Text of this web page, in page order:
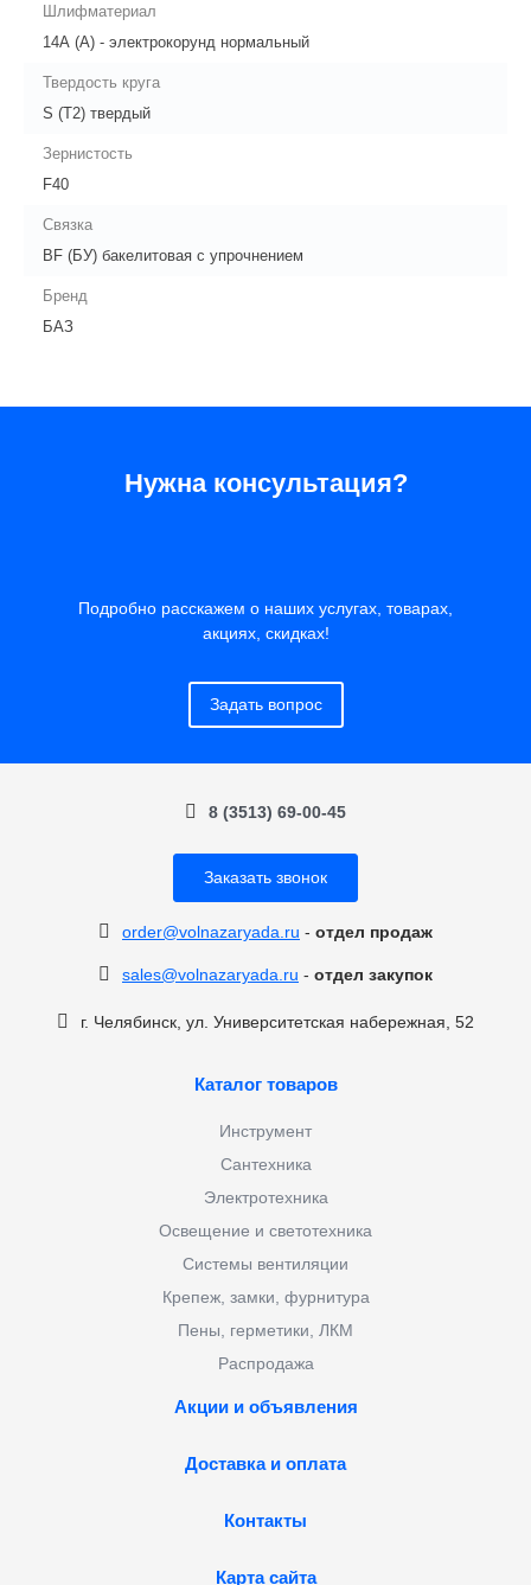
Шлифматериал
14А (А) - электрокорунд нормальный
Твердость круга
S (Т2) твердый
Зернистость
F40
Связка
BF (БУ) бакелитовая с упрочнением
Бренд
БАЗ
Нужна консультация?
Подробно расскажем о наших услугах, товарах,
акциях, скидках!
Задать вопрос
8 (3513) 69-00-45
Заказать звонок
order@volnazaryada.ru - отдел продаж
sales@volnazaryada.ru - отдел закупок
г. Челябинск, ул. Университетская набережная, 52
Каталог товаров
Инструмент
Сантехника
Электротехника
Освещение и светотехника
Системы вентиляции
Крепеж, замки, фурнитура
Пены, герметики, ЛКМ
Распродажа
Акции и объявления
Доставка и оплата
Контакты
Карта сайта